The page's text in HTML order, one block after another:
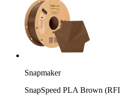
Snapmaker
SnapSpeed PLA Brown